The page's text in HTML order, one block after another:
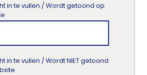
in te vullen / Wordt getoond op
in te vullen / Wordt NIET getoond